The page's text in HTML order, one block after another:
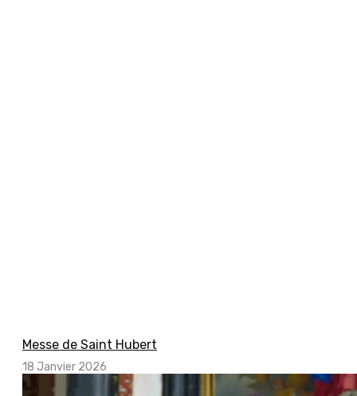
Messe de Saint Hubert
18 Janvier 2026